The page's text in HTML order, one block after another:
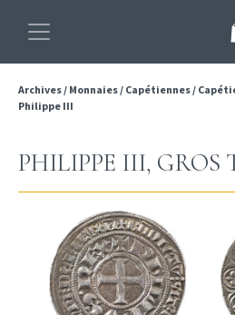
Archives/ Monnaies/ Capétiennes/
Philippe III
PHILIPPE III, GROS